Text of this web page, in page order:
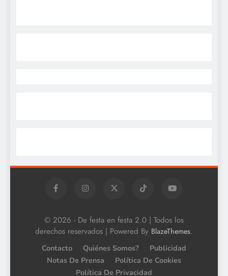
© 2026 - De festa en festa 2.0 | Todos los
derechos reservados | Powered By BlazeThemes.
Contacto Quiénes Somos?
Publicidad
Notas De Prensa
Política De Cookies
Política De Privacidad